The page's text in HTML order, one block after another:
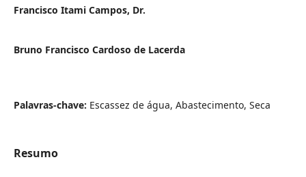
Francisco Itami Campos, Dr.
Bruno Francisco Cardoso de Lacerda
Palavras-chave: Escassez de água, Abastecimento, Seca
Resumo